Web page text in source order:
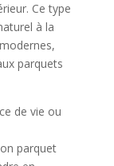
Ce type
à la
parquets
de vie ou
parquet